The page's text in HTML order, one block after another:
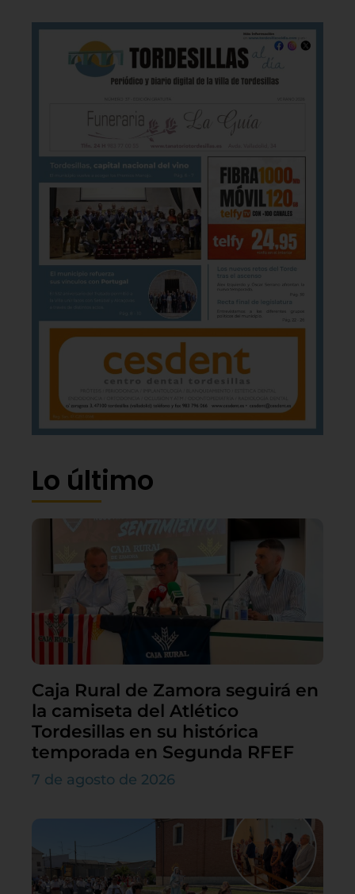
Lo último
Caja Rural de Zamora seguirá en
la camiseta del Atlético
Tordesillas en su histórica
temporada en Segunda RFEF
7 de agosto de 2026